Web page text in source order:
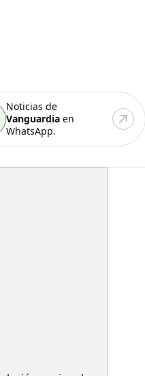
Noticias de
Vanguardia en
WhatsApp.